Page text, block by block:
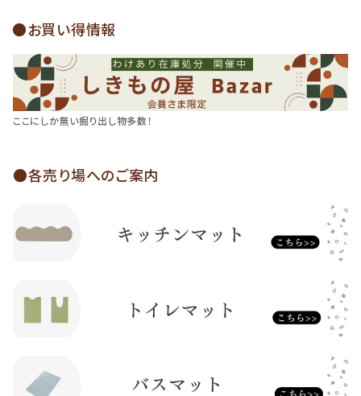
●お買い得情報
ここにしか無い掘り出し物多数！
●各売り場へのご案内